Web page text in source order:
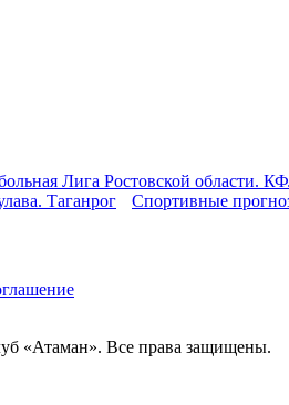
Лига Ростовской области.
Таганрог
Спортивные
«Атаман». Все права защищены.